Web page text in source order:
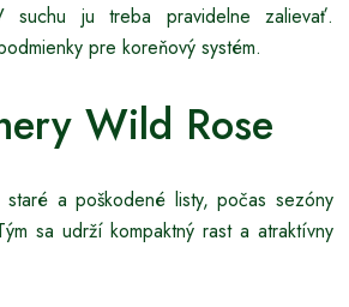
suchu ju treba pravidelne zalievať.
pre koreňový systém.
Wild Rose
a poškodené listy, počas sezóny
sa udrží kompaktný rast a atraktívny